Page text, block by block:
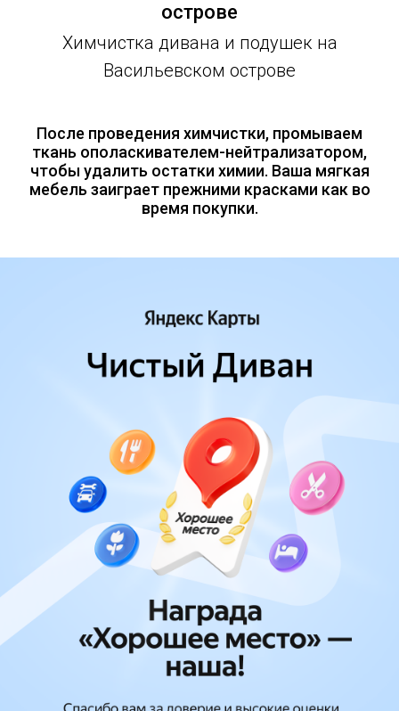
острове
Химчистка дивана и подушек на
Васильевском острове
После проведения химчистки, промываем
ткань ополаскивателем-нейтрализатором,
чтобы удалить остатки химии. Ваша мягкая
мебель заиграет прежними красками как во
время покупки.